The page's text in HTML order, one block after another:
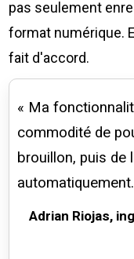
pas seulement
format numérique.
fait d'accord.
« Ma
commodité de
brouillon, puis de
Adrian Riojas,